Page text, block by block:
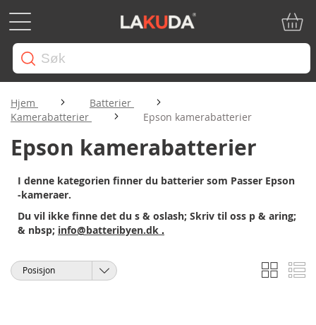
Hjem
Batterier
Kamerabatterier
Epson kamerabatterier
Epson kamerabatterier
I denne kategorien finner du batterier som Passer Epson
-kameraer.
Du vil ikke finne det du s & oslash; Skriv til oss p & aring;
& nbsp; info@batteribyen.dk .
Vise
som
Sorter